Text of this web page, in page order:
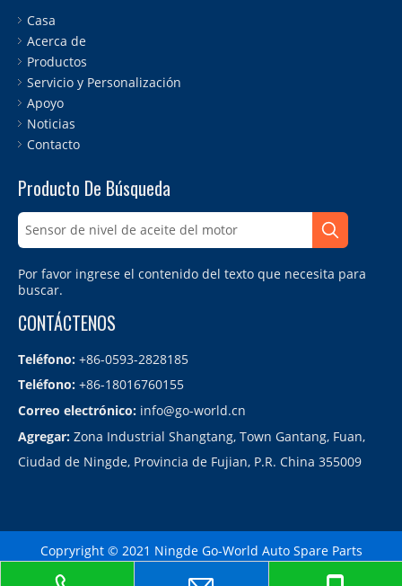
Casa
Acerca de
Productos
Servicio y Personalización
Apoyo
Noticias
Contacto
Producto De Búsqueda
Por favor ingrese el contenido del texto que necesita para
buscar.
CONTÁCTENOS
Teléfono: +86-0593-2828185
Teléfono: +86-18016760155
Correo electrónico: info@go-world.cn
Agregar: Zona Industrial Shangtang, Town Gantang, Fuan,
Ciudad de Ningde, Provincia de Fujian, P.R. China 355009
Copryright © 2021 Ningde Go-World Auto Spare Parts
Co.,LTD.备案号：
| Technology